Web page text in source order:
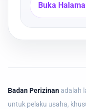
Buka
Badan Perizinan adalah
untuk pelaku usaha,